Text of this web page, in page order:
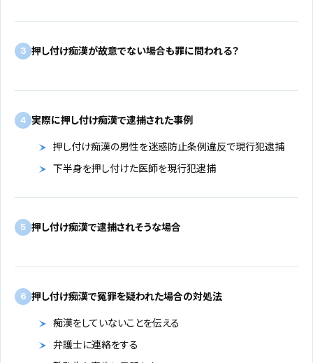
3 押し付け痴漢が故意でない場合も罪に問われる？
4 実際に押し付け痴漢で逮捕された事例
押し付け痴漢の男性を迷惑防止条例違反で現行犯逮捕
下半身を押し付けた医師を現行犯逮捕
5 押し付け痴漢で逮捕されそうな場合
6 押し付け痴漢で冤罪を疑われた場合の対処法
痴漢をしていないことを伝える
弁護士に連絡をする